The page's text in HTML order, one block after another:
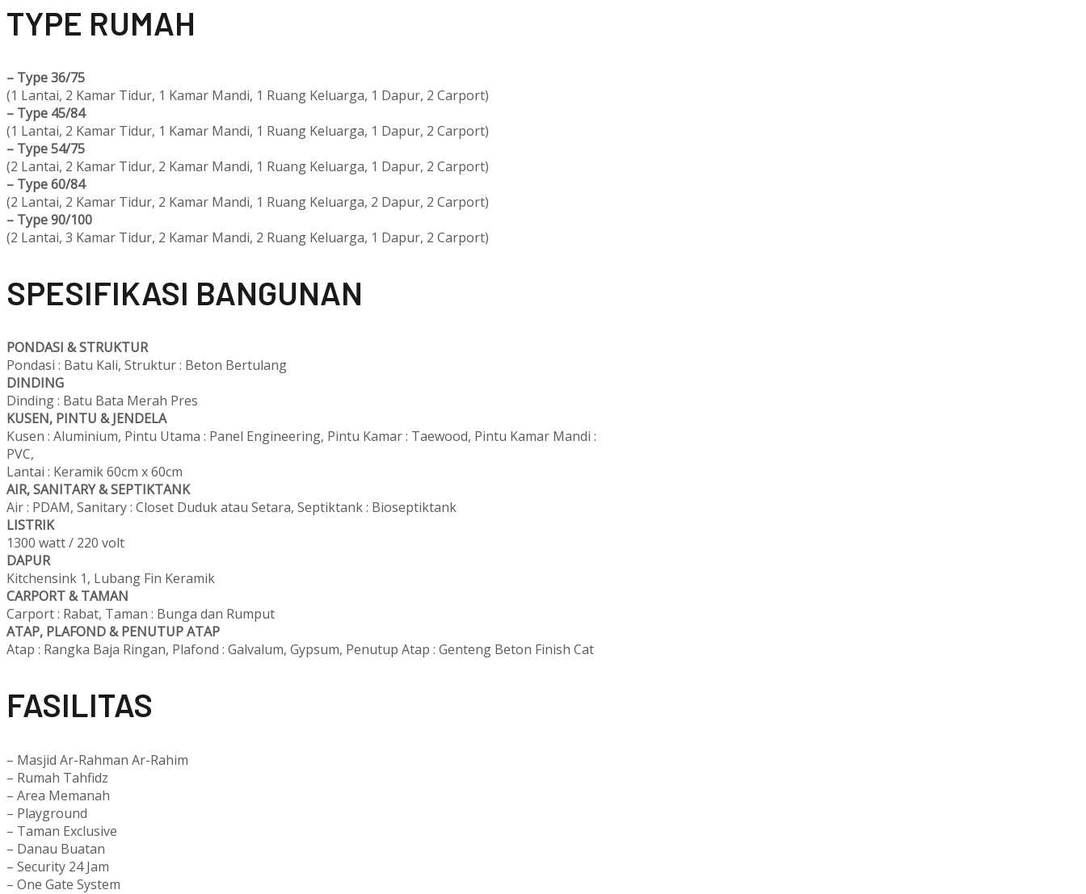
TYPE RUMAH
– Type 36/75
(1 Lantai, 2 Kamar Tidur, 1 Kamar Mandi, 1 Ruang Keluarga, 1 Dapur, 2 Carport)
– Type 45/84
(1 Lantai, 2 Kamar Tidur, 1 Kamar Mandi, 1 Ruang Keluarga, 1 Dapur, 2 Carport)
– Type 54/75
(2 Lantai, 2 Kamar Tidur, 2 Kamar Mandi, 1 Ruang Keluarga, 1 Dapur, 2 Carport)
– Type 60/84
(2 Lantai, 2 Kamar Tidur, 2 Kamar Mandi, 1 Ruang Keluarga, 2 Dapur, 2 Carport)
– Type 90/100
(2 Lantai, 3 Kamar Tidur, 2 Kamar Mandi, 2 Ruang Keluarga, 1 Dapur, 2 Carport)
SPESIFIKASI BANGUNAN
PONDASI & STRUKTUR
Pondasi : Batu Kali, Struktur : Beton Bertulang
DINDING
Dinding : Batu Bata Merah Pres
KUSEN, PINTU & JENDELA
Kusen : Aluminium, Pintu Utama : Panel Engineering, Pintu Kamar : Taewood, Pintu Kamar Mandi :
PVC,
Lantai : Keramik 60cm x 60cm
AIR, SANITARY & SEPTIKTANK
Air : PDAM, Sanitary : Closet Duduk atau Setara, Septiktank : Bioseptiktank
LISTRIK
1300 watt / 220 volt
DAPUR
Kitchensink 1, Lubang Fin Keramik
CARPORT & TAMAN
Carport : Rabat, Taman : Bunga dan Rumput
ATAP, PLAFOND & PENUTUP ATAP
Atap : Rangka Baja Ringan, Plafond : Galvalum, Gypsum, Penutup Atap : Genteng Beton Finish Cat
FASILITAS
– Masjid Ar-Rahman Ar-Rahim
– Rumah Tahfidz
– Area Memanah
– Playground
– Taman Exclusive
– Danau Buatan
– Security 24 Jam
– One Gate System